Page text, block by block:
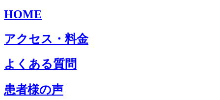
HOME
アクセス・料金
よくある質問
患者様の声